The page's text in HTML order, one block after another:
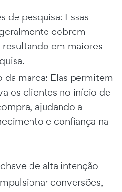
de pesquisa: Essas
cobrem
em maiores
da marca: Elas permitem
os clientes no início de
ajudando a
e confiança na
de alta intenção
conversões,